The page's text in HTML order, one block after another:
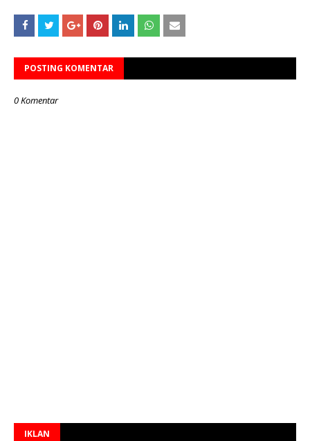
POSTING KOMENTAR
0 Komentar
IKLAN